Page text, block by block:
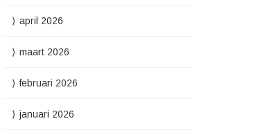
april 2026
maart 2026
februari 2026
januari 2026